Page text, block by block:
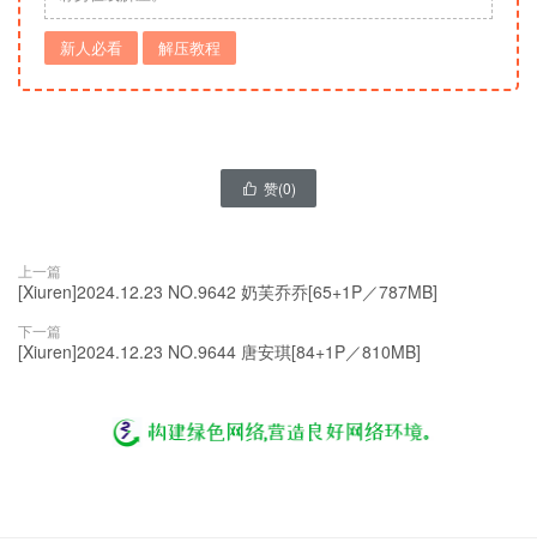
新人必看 解压教程
 赞(0)
上一篇
[Xiuren]2024.12.23 NO.9642 奶芙乔乔[65+1P／787MB]
下一篇
[Xiuren]2024.12.23 NO.9644 唐安琪[84+1P／810MB]